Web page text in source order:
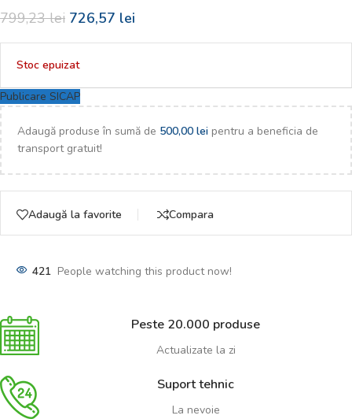
799,23lei 726,57 lei
Stoc epuizat
Publicare SICAP
Adaugă produse în sumă de 500,00 lei pentru a beneficia de
transport gratuit!
Adaugă la favorite Compara
421 People watching this product now!
Peste 20.000 produse
Actualizate la zi
Suport tehnic
La nevoie